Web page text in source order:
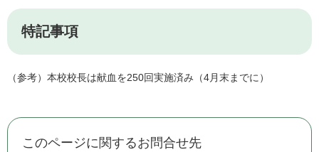
特記事項
（参考）本校校長は献血を250回実施済み（4月末までに）
このページに関するお問合せ先